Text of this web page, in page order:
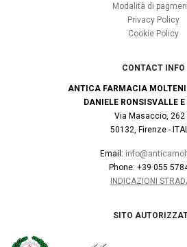
Modalità di
Privacy Policy
Cookie Policy
CONTACT INFO
ANTICA FARMACIA MOLTENI
DANIELE RONSISVALLE
Via Masaccio, 262
50132, Firenze -
Email:
Phone: +39 055
INDICAZIONI
SITO